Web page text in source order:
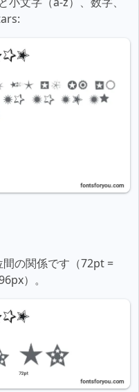
の関係です（72pt =
）。